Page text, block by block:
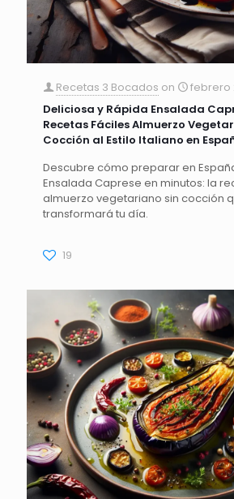
Recetas 3 Bocados on
febrero
Deliciosa y Rápida Ensalada
Recetas Fáciles Almuerzo
Cocción al Estilo Italiano en
Descubre cómo preparar en
Ensalada Caprese en minutos: la
almuerzo vegetariano sin cocción
transformará tu día.
19